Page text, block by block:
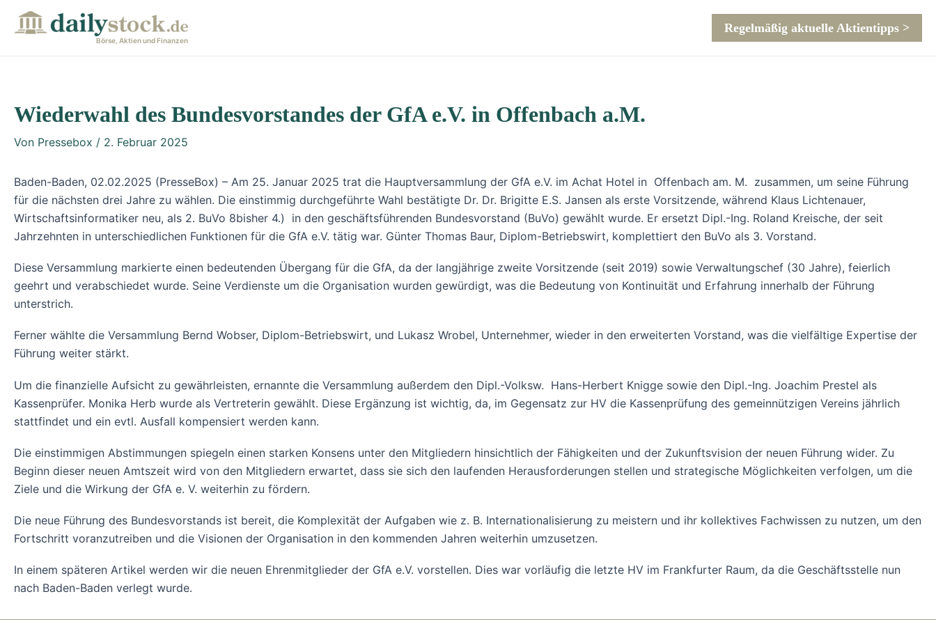
Inhalt
Börse, Aktien und Finanzen
Regelmäßig aktuelle Aktientipps >
Wiederwahl des Bundesvorstandes der GfA e.V. in Offenbach a.M.
Von Pressebox / 2. Februar 2025
Baden-Baden, 02.02.2025 (PresseBox) – Am 25. Januar 2025 trat die Hauptversammlung der GfA e.V. im Achat Hotel in Offenbach am. M. zusammen, um seine Führung
für die nächsten drei Jahre zu wählen. Die einstimmig durchgeführte Wahl bestätigte Dr. Dr. Brigitte E.S. Jansen als erste Vorsitzende, während Klaus Lichtenauer,
Wirtschaftsinformatiker neu, als 2. BuVo 8bisher 4.) in den geschäftsführenden Bundesvorstand (BuVo) gewählt wurde. Er ersetzt Dipl.-Ing. Roland Kreische, der seit
Jahrzehnten in unterschiedlichen Funktionen für die GfA e.V. tätig war. Günter Thomas Baur, Diplom-Betriebswirt, komplettiert den BuVo als 3. Vorstand.
Diese Versammlung markierte einen bedeutenden Übergang für die GfA, da der langjährige zweite Vorsitzende (seit 2019) sowie Verwaltungschef (30 Jahre), feierlich
geehrt und verabschiedet wurde. Seine Verdienste um die Organisation wurden gewürdigt, was die Bedeutung von Kontinuität und Erfahrung innerhalb der Führung
unterstrich.
Ferner wählte die Versammlung Bernd Wobser, Diplom-Betriebswirt, und Lukasz Wrobel, Unternehmer, wieder in den erweiterten Vorstand, was die vielfältige Expertise der
Führung weiter stärkt.
Um die finanzielle Aufsicht zu gewährleisten, ernannte die Versammlung außerdem den Dipl.-Volksw. Hans-Herbert Knigge sowie den Dipl.-Ing. Joachim Prestel als
Kassenprüfer. Monika Herb wurde als Vertreterin gewählt. Diese Ergänzung ist wichtig, da, im Gegensatz zur HV die Kassenprüfung des gemeinnützigen Vereins jährlich
stattfindet und ein evtl. Ausfall kompensiert werden kann.
Die einstimmigen Abstimmungen spiegeln einen starken Konsens unter den Mitgliedern hinsichtlich der Fähigkeiten und der Zukunftsvision der neuen Führung wider. Zu
Beginn dieser neuen Amtszeit wird von den Mitgliedern erwartet, dass sie sich den laufenden Herausforderungen stellen und strategische Möglichkeiten verfolgen, um die
Ziele und die Wirkung der GfA e. V. weiterhin zu fördern.
Die neue Führung des Bundesvorstands ist bereit, die Komplexität der Aufgaben wie z. B. Internationalisierung zu meistern und ihr kollektives Fachwissen zu nutzen, um den
Fortschritt voranzutreiben und die Visionen der Organisation in den kommenden Jahren weiterhin umzusetzen.
In einem späteren Artikel werden wir die neuen Ehrenmitglieder der GfA e.V. vorstellen. Dies war vorläufig die letzte HV im Frankfurter Raum, da die Geschäftsstelle nun
nach Baden-Baden verlegt wurde.
navigation